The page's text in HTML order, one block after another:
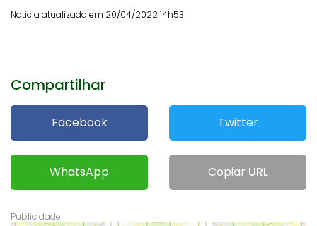
Notícia atualizada em 20/04/2022 14h53
Compartilhar
Facebook Twitter
WhatsApp Copiar URL